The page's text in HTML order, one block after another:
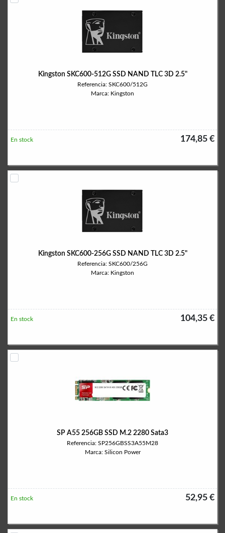
Kingston SKC600-512G SSD NAND TLC 3D 2.5"
Referencia: SKC600/512G
Marca: Kingston
174,85 €
En stock
Kingston SKC600-256G SSD NAND TLC 3D 2.5"
Referencia: SKC600/256G
Marca: Kingston
104,35 €
En stock
SP A55 256GB SSD M.2 2280 Sata3
Referencia: SP256GBSS3A55M28
Marca: Silicon Power
52,95 €
En stock